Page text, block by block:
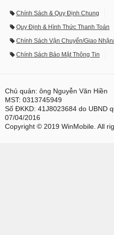
Chính Sách & Quy Định Chung
Quy Định & Hình Thức Thanh Toán
Chính Sách Vận Chuyển/Giao
Chính Sách Bảo Mật Thông Tin
Chủ quản: ông Nguyễn Văn Hiền
MST: 0313745949
Số ĐKKD: 41J8023684 do UBND
07/04/2016
Copyright © 2019 WinMobile. All